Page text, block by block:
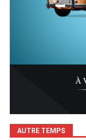
AUTRE TEMPS